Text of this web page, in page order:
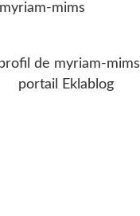
de myriam-mims
portail Eklablog